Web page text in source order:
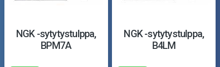
NGK -sytytystulppa,
BPM7A
NGK -sytytystulppa,
B4LM